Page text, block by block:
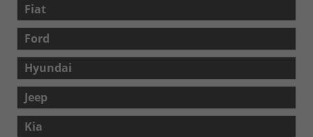
Fiat
Ford
Hyundai
Jeep
Kia